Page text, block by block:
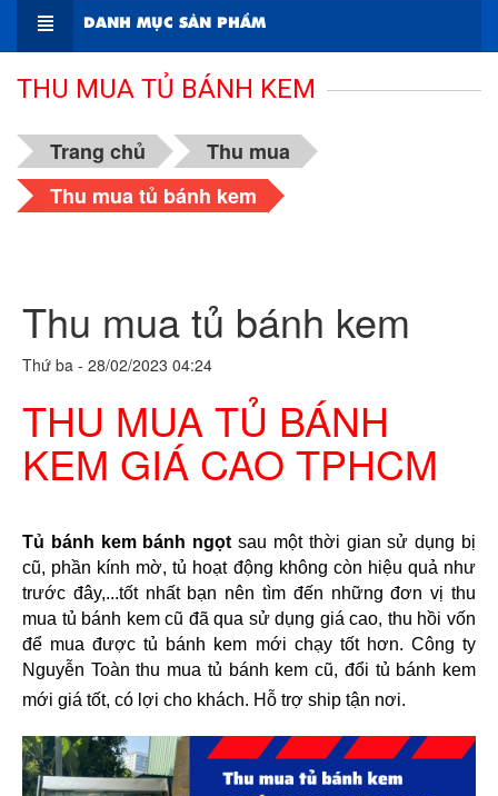
DANH MỤC SẢN PHẨM
THU MUA TỦ BÁNH KEM
Trang chủ
Thu mua
Thu mua tủ bánh kem
Thu mua tủ bánh kem
Thứ ba - 28/02/2023 04:24
THU MUA TỦ BÁNH
KEM GIÁ CAO TPHCM
Tủ bánh kem bánh ngọt sau một thời gian sử dụng bị
cũ, phần kính mờ, tủ hoạt động không còn hiệu quả như
trước đây,...tốt nhất bạn nên tìm đến những đơn vị thu
mua tủ bánh kem cũ đã qua sử dụng giá cao, thu hồi vốn
để mua được tủ bánh kem mới chạy tốt hơn. Công ty
Nguyễn Toàn thu mua tủ bánh kem cũ, đổi tủ bánh kem
mới giá tốt, có lợi cho khách. Hỗ trợ ship tận nơi.